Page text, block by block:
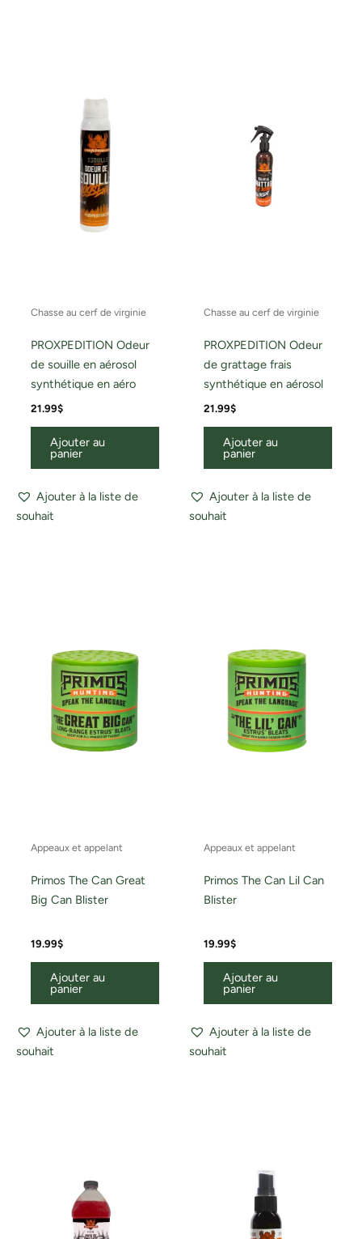
Chasse au cerf de virginie
PROXPEDITION Odeur
de souille en aérosol
synthétique en aéro
21.99$
Ajouter au
panier
Ajouter à la liste de
souhait
Chasse au cerf de virginie
PROXPEDITION Odeur
de grattage frais
synthétique en aérosol
21.99$
Ajouter au
panier
Ajouter à la liste de
souhait
Appeaux et appelant
Primos The Can Great
Big Can Blister
19.99$
Ajouter au
panier
Ajouter à la liste de
souhait
Appeaux et appelant
Primos The Can Lil Can
Blister
19.99$
Ajouter au
panier
Ajouter à la liste de
souhait